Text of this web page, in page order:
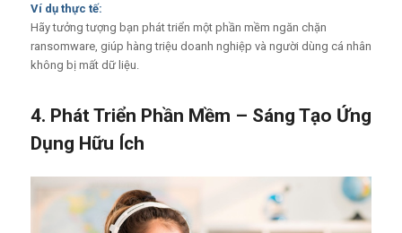
Ví dụ thực tế:
Hãy tưởng tượng bạn phát triển một phần mềm ngăn chặn
ransomware, giúp hàng triệu doanh nghiệp và người dùng cá nhân
không bị mất dữ liệu.
4. Phát Triển Phần Mềm – Sáng Tạo Ứng
Dụng Hữu Ích